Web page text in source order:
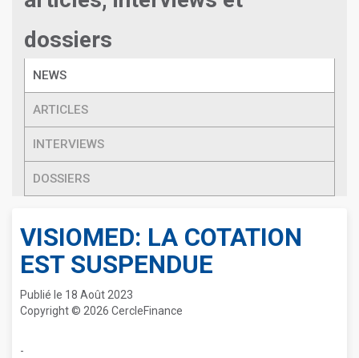
dossiers
NEWS
ARTICLES
INTERVIEWS
DOSSIERS
VISIOMED: LA COTATION
EST SUSPENDUE
Publié le 18 Août 2023
Copyright © 2026 CercleFinance
-